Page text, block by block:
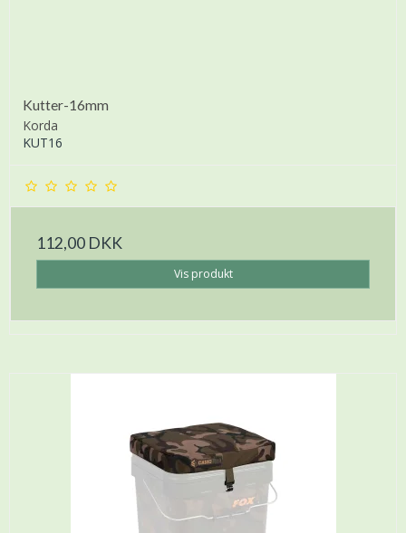
Kutter-16mm
Korda
KUT16
112,00 DKK
Vis produkt